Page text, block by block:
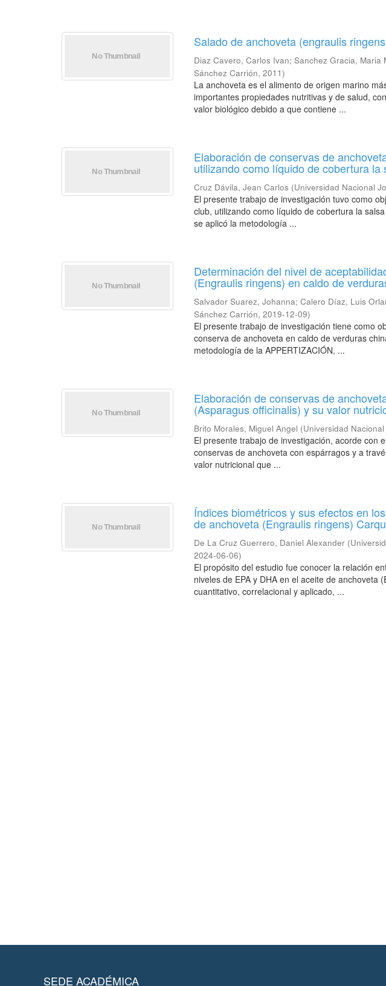
Salado de anchoveta (engraulis
Diaz Cavero, Carlos Ivan;Sanchez Gracia, Maria
Sánchez Carrión,2011)
La anchoveta es el alimento de origen marino
importantes propiedades nutritivas y de salud,
valor biológico debido a que contiene ...
Elaboración de conservas de
utilizando como líquido de cobertura
Cruz Dávila, Jean Carlos (Universidad Nacional
El presente trabajo de investigación tuvo como
club, utilizando como líquido de cobertura la
se aplicó la metodología ...
Determinación del nivel de
(Engraulis ringens) en caldo de
Salvador Suarez, Johanna;Calero Díaz, Luis
Sánchez Carrión,2019-12-09)
El presente trabajo de investigación tiene como
conserva de anchoveta en caldo de verduras
metodología de la APPERTIZACIÓN, ...
Elaboración de conservas de
(Asparagus officinalis) y su valor
Brito Morales, Miguel Angel (Universidad
El presente trabajo de investigación, acorde con
conservas de anchoveta con espárragos y a
valor nutricional que ...
Índices biométricos y sus efectos en
de anchoveta (Engraulis ringens)
De La Cruz Guerrero, Daniel Alexander (
2024-06-06)
El propósito del estudio fue conocer la relación
niveles de EPA y DHA en el aceite de anchoveta
cuantitativo, correlacional y aplicado, ...
SEDE ACADÉMICA